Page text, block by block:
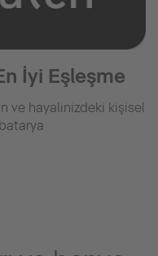
İyi Eşleşme
ve hayalinizdeki kişisel